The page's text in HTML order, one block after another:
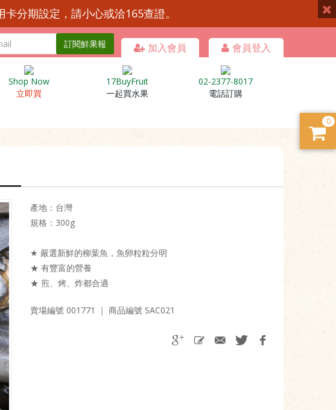
分期設定，請小心或洽165查證。
加入會員 會員登入
訂閱鮮果報
Shop Now
立即買
17BuyFruit
一起買水果
02-2377-8017
電話訂購
產地：台灣
規格：300g
★ 嚴選新鮮的柳葉魚，魚卵粒粒分明
★ 有豐富的營養
★ 煎、烤、炸都合適
賣場編號 001771 ｜ 商品編號 SAC021
0